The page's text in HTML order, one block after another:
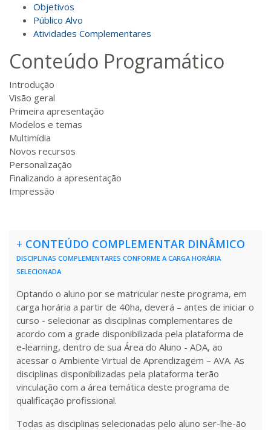
160 H 20dias
180 H 23dias 90dias
R$ 892,23
200 H 25dias
220 H 28dias
260 H 33dias 90dias
R$ 1.288,78
Matricular
280 H 35dias 120dias
R$ 1.387,93
Matricular
300 H 38dias 120dias
R$ 1.487,06
Matricular
320 H 40 dias
R$ 1.586,20
Objetivos
Público Alvo
Atividades Complementares
Conteúdo Programático
Introdução
Visão geral
Primeira apresentação
Modelos e temas
Multimídia
Novos recursos
Personalização
Finalizando a apresentação
Impressão
+ CONTEÚDO COMPLEMENTAR DINÂMICO
DISCIPLINAS COMPLEMENTARES CONFORME A CARGA HORÁRIA
SELECIONADA
Optando o aluno por se matricular neste programa, em
carga horária a partir de 40ha, deverá – antes de iniciar o
curso - selecionar as disciplinas complementares de
acordo com a grade disponibilizada pela plataforma de
e-learning, dentro de sua Área do Aluno - ADA, ao
acessar o Ambiente Virtual de Aprendizagem – AVA. As
disciplinas disponibilizadas pela plataforma terão
vinculação com a área temática deste programa de
qualificação profissional.
Todas as disciplinas selecionadas pelo aluno ser-lhe-ão